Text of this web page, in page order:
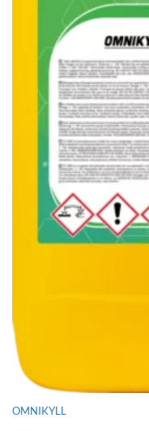
OMNIKYLL